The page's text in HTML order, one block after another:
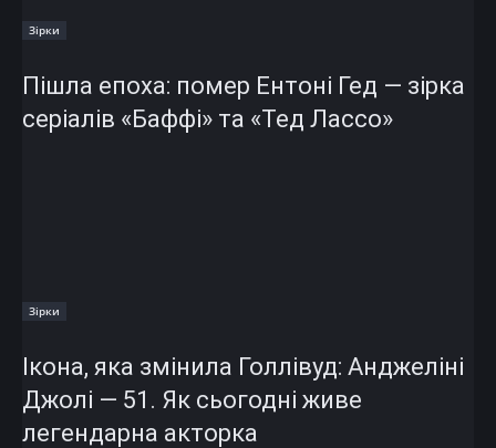
Зірки
Пішла епоха: помер Ентоні Гед — зірка
серіалів «Баффі» та «Тед Лассо»
Зірки
Ікона, яка змінила Голлівуд: Анджеліні
Джолі — 51. Як сьогодні живе
легендарна акторка